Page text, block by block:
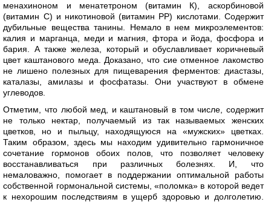
менахиноном и менатетроном (витамин К), аскорбиновой
(витамин С) и никотиновой (витамин РР) кислотами. Содержит
дубильные вещества танины. Немало в нем микроэлементов:
калия и марганца, меди и магния, фтора и йода, фосфора и
бария. А также железа, который и обуславливает коричневый
цвет каштанового меда. Доказано, что сие отменное лакомство
не лишено полезных для пищеварения ферментов: диастазы,
каталазы, амилазы и фосфатазы. Они участвуют в обмене
углеводов.
Отметим, что любой мед, и каштановый в том числе, содержит
не только нектар, получаемый из так называемых женских
цветков, но и пыльцу, находящуюся на «мужских» цветках.
Таким образом, здесь мы находим удивительно гармоничное
сочетание гормонов обоих полов, что позволяет человеку
восстанавливаться при различных болезнях. И, что
немаловажно, помогает в поддержании оптимальной работы
собственной гормональной системы, «поломка» в которой ведет
к нехорошим последствиям в ущерб здоровью и долголетию.